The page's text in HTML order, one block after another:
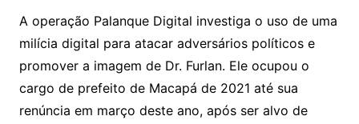
A operação Palanque Digital investiga o uso de uma
milícia digital para atacar adversários políticos e
promover a imagem de Dr. Furlan. Ele ocupou o
cargo de prefeito de Macapá de 2021 até sua
renúncia em março deste ano, após ser alvo de